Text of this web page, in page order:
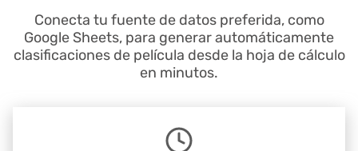
Conecta tu fuente de datos preferida, como
Google Sheets, para generar automáticamente
clasificaciones de película desde la hoja de cálculo
en minutos.